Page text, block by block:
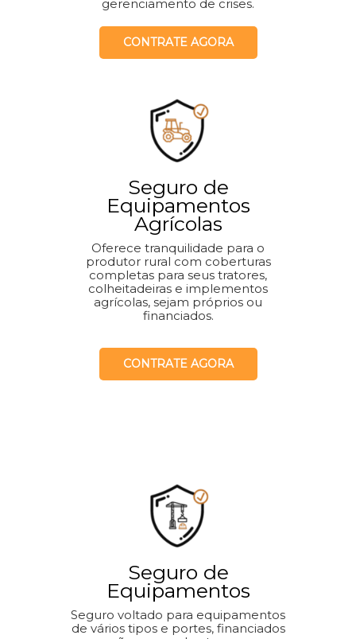
gerenciamento de crises.
CONTRATE AGORA
Seguro de
Equipamentos
Agrícolas
Oferece tranquilidade para o
produtor rural com coberturas
completas para seus tratores,
colheitadeiras e implementos
agrícolas, sejam próprios ou
financiados.
CONTRATE AGORA
Seguro de
Equipamentos
Seguro voltado para equipamentos
de vários tipos e portes, financiados